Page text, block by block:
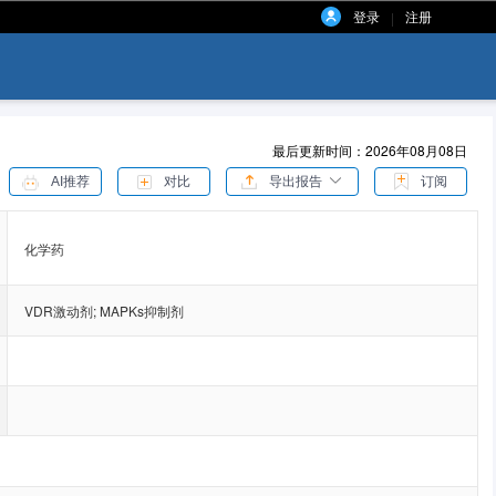
登录 | 注册
最后更新时间：2026年08月08日
AI推荐 对比 导出报告 订阅
化学药
VDR激动剂; MAPKs抑制剂